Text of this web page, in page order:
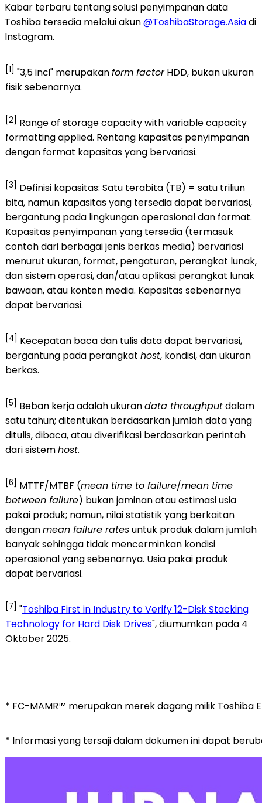
Kabar terbaru tentang solusi penyimpanan data
Toshiba tersedia melalui akun@ToshibaStorage.Asiadi
Instagram.
[1] "3,5 inci" merupakanform factorHDD, bukan ukuran
fisik sebenarnya.
[2] Range of storage capacity with variable capacity
formatting applied. Rentang kapasitas penyimpanan
dengan format kapasitas yang bervariasi.
[3] Definisi kapasitas: Satu terabita (TB) = satu triliun
bita, namun kapasitas yang tersedia dapat bervariasi,
bergantung pada lingkungan operasional dan format.
Kapasitas penyimpanan yang tersedia (termasuk
contoh dari berbagai jenis berkas media) bervariasi
menurut ukuran, format, pengaturan, perangkat lunak,
dan sistem operasi, dan/atau aplikasi perangkat lunak
bawaan, atau konten media. Kapasitas sebenarnya
dapat bervariasi.
[4] Kecepatan baca dan tulis data dapat bervariasi,
bergantung pada perangkat host, kondisi, dan ukuran
berkas.
[5] Beban kerja adalah ukurandata throughputdalam
satu tahun; ditentukan berdasarkan jumlah data yang
ditulis, dibaca, atau diverifikasi berdasarkan perintah
dari sistemhost.
[6] MTTF/MTBF (mean time to failure/mean time
between failure) bukan jaminan atau estimasi usia
pakai produk; namun, nilai statistik yang berkaitan
denganmean failure ratesuntuk produk dalam jumlah
banyak sehingga tidak mencerminkan kondisi
operasional yang sebenarnya. Usia pakai produk
dapat bervariasi.
[7] "Toshiba First in Industry to Verify 12-Disk Stacking
Technology for Hard Disk Drives", diumumkan pada 4
Oktober 2025.
* FC-MAMR™ merupakan merek dagang milik Toshiba
* Informasi yang tersaji dalam dokumen ini dapat